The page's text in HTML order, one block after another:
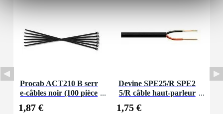
Procab ACT210 B serr
e-câbles noir (100 pièce
1,87 €
Devine SPE25/R SPE2
5/R câble haut-parleur
1,75 €